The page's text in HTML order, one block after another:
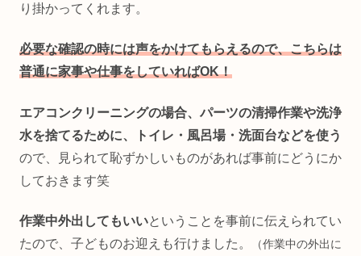
り掛かってくれます。
必要な確認の時には声をかけてもらえるので、こちらは
普通に家事や仕事をしていればOK！
エアコンクリーニングの場合、パーツの清掃作業や洗浄
水を捨てるために、トイレ・風呂場・洗面台などを使う
ので、見られて恥ずかしいものがあれば事前にどうにか
しておきます笑
作業中外出してもいいということを事前に伝えられてい
たので、子どものお迎えも行けました。
（作業中の外出に